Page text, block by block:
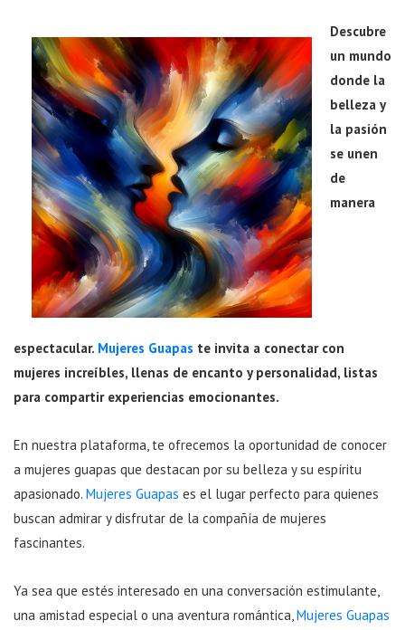
Descubre
un mundo
donde la
belleza y
la pasión
se unen
de
manera
espectacular. Mujeres Guapas te invita a conectar con
mujeres increíbles, llenas de encanto y personalidad, listas
para compartir experiencias emocionantes.
En nuestra plataforma, te ofrecemos la oportunidad de conocer
a mujeres guapas que destacan por su belleza y su espíritu
apasionado. Mujeres Guapas es el lugar perfecto para quienes
buscan admirar y disfrutar de la compañía de mujeres
fascinantes.
Ya sea que estés interesado en una conversación estimulante,
una amistad especial o una aventura romántica,Mujeres Guapas